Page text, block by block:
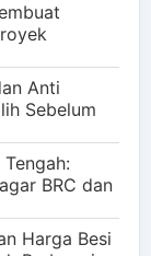
Anti
Sebelum
BRC dan
Harga Besi